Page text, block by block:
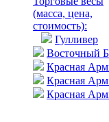
(масса, цена,
стоимость):
Гулливер
Восточный
Красная
Красная
Красная